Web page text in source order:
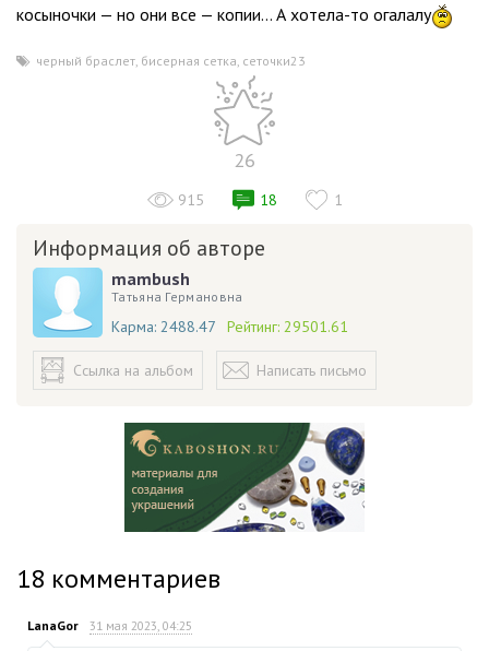
косыночки — но они все — копии… А хотела-то огалалу
черный браслет бисерная сетка сеточки23
26
915 18 1
Информация об авторе
mambush
Татьяна Германовна
Карма: 2488.47 Рейтинг: 29501.61
Ссылка на альбом Написать письмо
18 комментариев
LanaGor 31 мая 2023, 04:25